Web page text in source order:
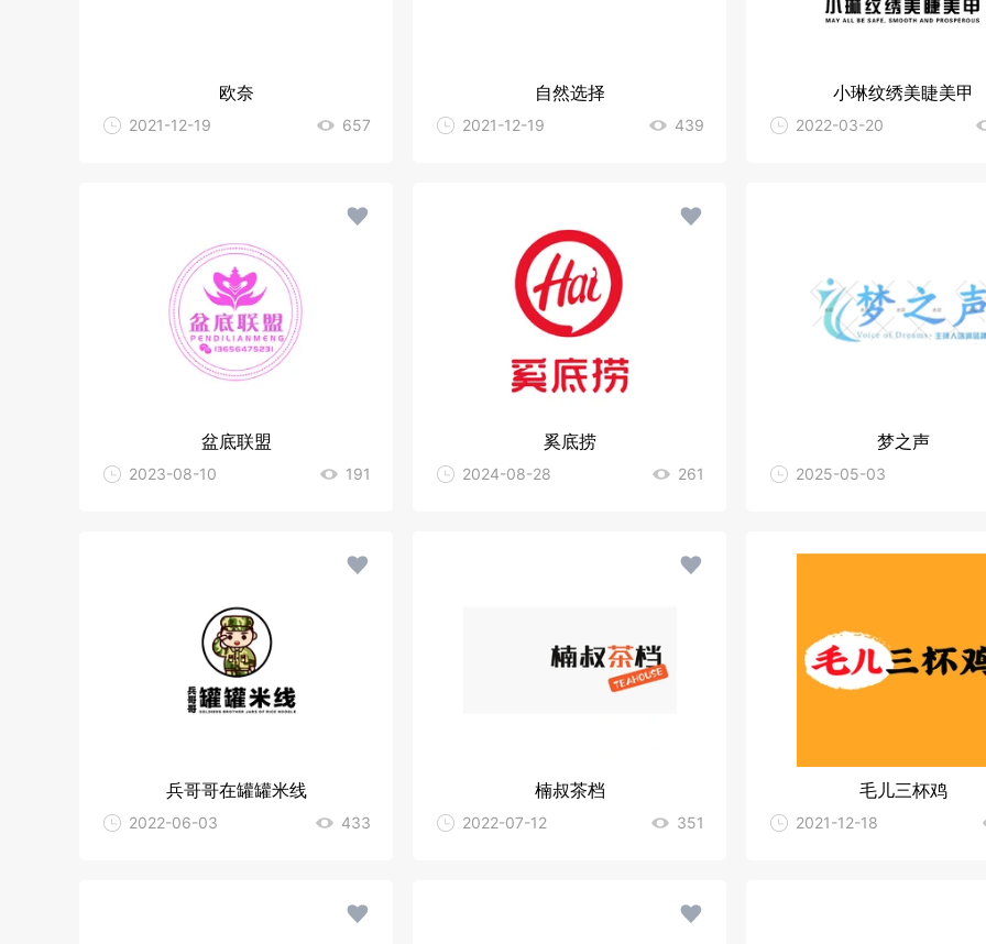
欧奈
2021-12-19 657
自然选择
2021-12-19 439
小琳纹绣美睫美甲
2022-03-20
盆底联盟
2023-08-10 191
奚底捞
2024-08-28 261
梦之声
2025-05-03
兵哥哥在罐罐米线
2022-06-03 433
楠叔茶档
2022-07-12 351
毛儿三杯鸡
2021-12-18